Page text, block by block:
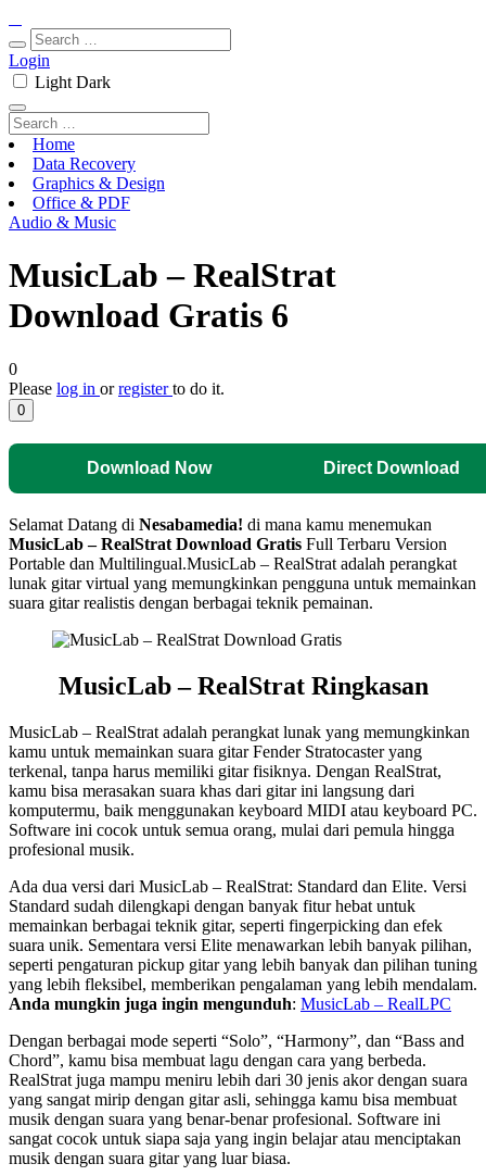
Login
Light Dark
Home
Data Recovery
Graphics & Design
Office & PDF
Audio & Music
MusicLab – RealStrat
Download Gratis 6
0
Please log in orregisterto do it.
0
Download Now Direct Download
Selamat Datang di Nesabamedia! di mana kamu menemukan
MusicLab – RealStrat Download Gratis Full Terbaru Version
Portable dan Multilingual.MusicLab – RealStrat adalah perangkat
lunak gitar virtual yang memungkinkan pengguna untuk memainkan
suara gitar realistis dengan berbagai teknik pemainan.
MusicLab – RealStrat Ringkasan
MusicLab – RealStrat adalah perangkat lunak yang memungkinkan
kamu untuk memainkan suara gitar Fender Stratocaster yang
terkenal, tanpa harus memiliki gitar fisiknya. Dengan RealStrat,
kamu bisa merasakan suara khas dari gitar ini langsung dari
komputermu, baik menggunakan keyboard MIDI atau keyboard PC.
Software ini cocok untuk semua orang, mulai dari pemula hingga
profesional musik.
Ada dua versi dari MusicLab – RealStrat: Standard dan Elite. Versi
Standard sudah dilengkapi dengan banyak fitur hebat untuk
memainkan berbagai teknik gitar, seperti fingerpicking dan efek
suara unik. Sementara versi Elite menawarkan lebih banyak pilihan,
seperti pengaturan pickup gitar yang lebih banyak dan pilihan tuning
yang lebih fleksibel, memberikan pengalaman yang lebih mendalam.
Anda mungkin juga ingin mengunduh: MusicLab – RealLPC
Dengan berbagai mode seperti “Solo”, “Harmony”, dan “Bass and
Chord”, kamu bisa membuat lagu dengan cara yang berbeda.
RealStrat juga mampu meniru lebih dari 30 jenis akor dengan suara
yang sangat mirip dengan gitar asli, sehingga kamu bisa membuat
musik dengan suara yang benar-benar profesional. Software ini
sangat cocok untuk siapa saja yang ingin belajar atau menciptakan
musik dengan suara gitar yang luar biasa.